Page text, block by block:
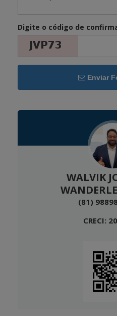
Digite o código de
Enviar
WALVIK
(81)
CRECI: